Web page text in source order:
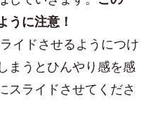
うに注意！
イドさせるようにつけ
まうとひんやり感を感
スライドさせてくださ